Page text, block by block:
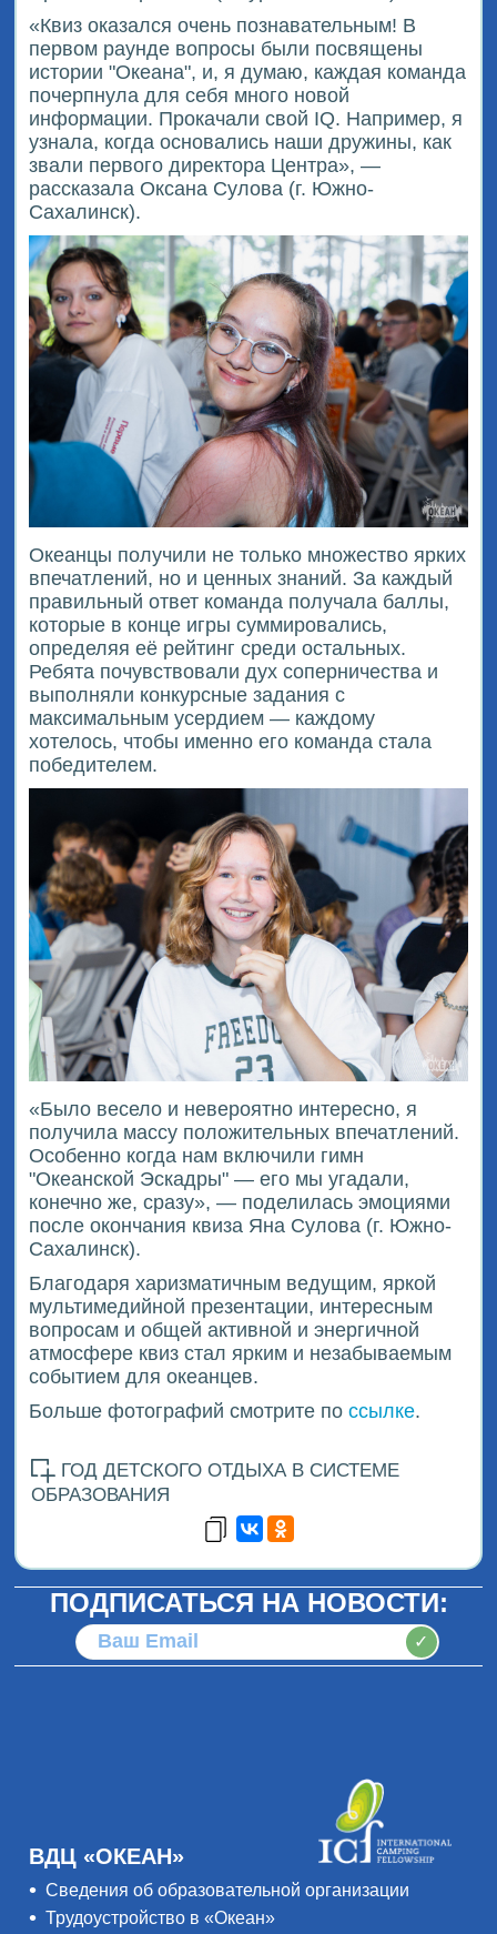
«Квиз оказался очень познавательным! В
первом раунде вопросы были посвящены
истории "Океана", и, я думаю, каждая команда
почерпнула для себя много новой
информации. Прокачали свой IQ. Например, я
узнала, когда основались наши дружины, как
звали первого директора Центра», —
рассказала Оксана Сулова (г. Южно-
Сахалинск).
Океанцы получили не только множество ярких
впечатлений, но и ценных знаний. За каждый
правильный ответ команда получала баллы,
которые в конце игры суммировались,
определяя её рейтинг среди остальных.
Ребята почувствовали дух соперничества и
выполняли конкурсные задания с
максимальным усердием — каждому
хотелось, чтобы именно его команда стала
победителем.
«Было весело и невероятно интересно, я
получила массу положительных впечатлений.
Особенно когда нам включили гимн
"Океанской Эскадры" — его мы угадали,
конечно же, сразу», — поделилась эмоциями
после окончания квиза Яна Сулова (г. Южно-
Сахалинск).
Благодаря харизматичным ведущим, яркой
мультимедийной презентации, интересным
вопросам и общей активной и энергичной
атмосфере квиз стал ярким и незабываемым
событием для океанцев.
Больше фотографий смотрите поссылке.
ГОД ДЕТСКОГО ОТДЫХА В СИСТЕМЕ
ОБРАЗОВАНИЯ
ПОДПИСАТЬСЯ НА НОВОСТИ:
✓
ВДЦ «ОКЕАН»
Сведения об образовательной организации
Трудоустройство в «Океан»